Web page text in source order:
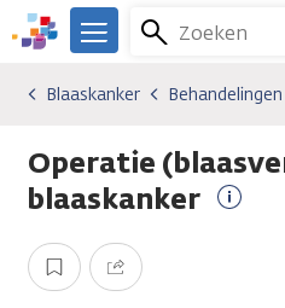
Overslaan
en
gaan
We
er
je.
Kanker.nl
Zoeken
Menu
Kankersoorten
Blaaskanker
Behandelingen
Blaaskanker Behandelingen
Operatie
blaaskanker
Opslaan Delen